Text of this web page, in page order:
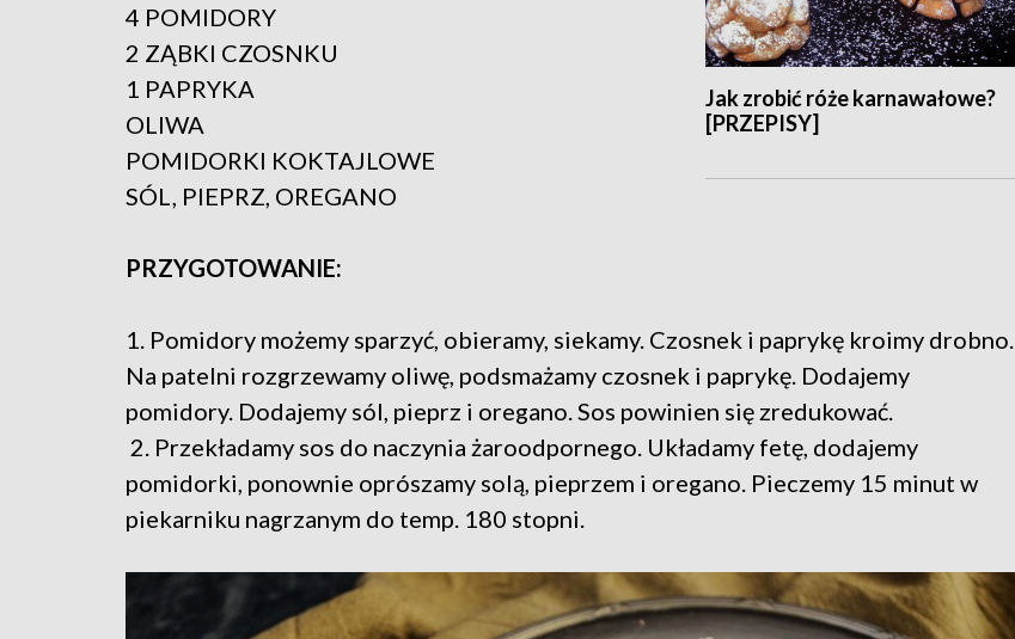
Jak zrobić róże karnawałowe?
[PRZEPISY]
4 POMIDORY
2 ZĄBKI CZOSNKU
1 PAPRYKA
OLIWA
POMIDORKI KOKTAJLOWE
SÓL, PIEPRZ, OREGANO
PRZYGOTOWANIE:
1. Pomidory możemy sparzyć, obieramy, siekamy. Czosnek i paprykę kroimy drobno.
Na patelni rozgrzewamy oliwę, podsmażamy czosnek i paprykę. Dodajemy
pomidory. Dodajemy sól, pieprz i oregano. Sos powinien się zredukować.
2. Przekładamy sos do naczynia żaroodpornego. Układamy fetę, dodajemy
pomidorki, ponownie oprószamy solą, pieprzem i oregano. Pieczemy 15 minut w
piekarniku nagrzanym do temp. 180 stopni.